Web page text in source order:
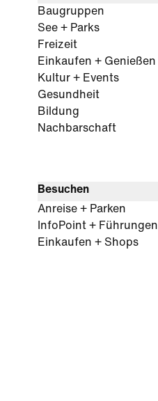
Baugruppen
See + Parks
Freizeit
Einkaufen + Genießen
Kultur + Events
Gesundheit
Bildung
Nachbarschaft
Besuchen
Anreise + Parken
InfoPoint + Führungen
Einkaufen + Shops